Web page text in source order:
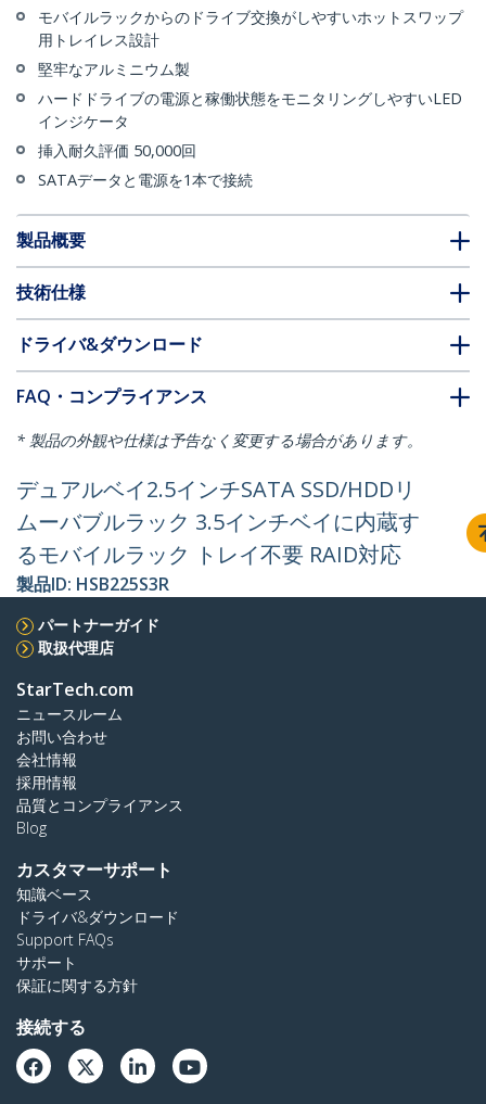
モバイルラックからのドライブ交換がしやすいホットスワップ
用トレイレス設計
堅牢なアルミニウム製
ハードドライブの電源と稼働状態をモニタリングしやすいLED
インジケータ
挿入耐久評価 50,000回
SATAデータと電源を1本で接続
製品概要
技術仕様
ドライバ&ダウンロード
FAQ・コンプライアンス
* 製品の外観や仕様は予告なく変更する場合があります。
デュアルベイ2.5インチSATA SSD/HDDリ
ムーバブルラック 3.5インチベイに内蔵す
るモバイルラック トレイ不要 RAID対応
製品ID: HSB225S3R
パートナーガイド
取扱代理店
StarTech.com
ニュースルーム
お問い合わせ
会社情報
採用情報
品質とコンプライアンス
Blog
カスタマーサポート
知識ベース
ドライバ&ダウンロード
Support FAQs
サポート
保証に関する方針
接続する